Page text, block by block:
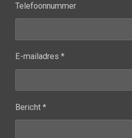
Telefoonnummer
E-mailadres *
Bericht *